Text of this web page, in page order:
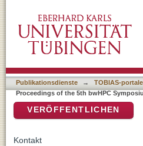
Publikationsdienste → TOBIAS-portale
Proceedings of the 5th bwHPC
VERÖFFENTLICHEN
Kontakt